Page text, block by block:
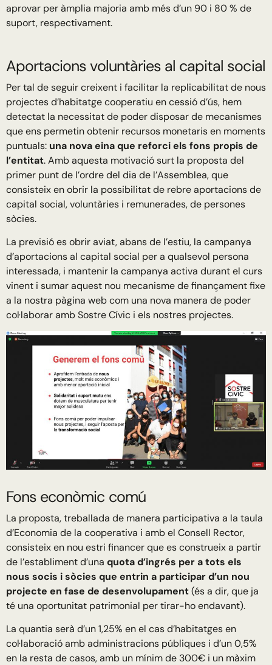
aprovar per àmplia majoria amb més d’un 90 i 80 % de
suport, respectivament.
Aportacions voluntàries al capital social
Per tal de seguir creixent i facilitar la replicabilitat de nous
projectes d’habitatge cooperatiu en cessió d’ús, hem
detectat la necessitat de poder disposar de mecanismes
que ens permetin obtenir recursos monetaris en moments
puntuals: una nova eina que reforci els fons propis de
l’entitat. Amb aquesta motivació surt la proposta del
primer punt de l’ordre del dia de l’Assemblea, que
consisteix en obrir la possibilitat de rebre aportacions de
capital social, voluntàries i remunerades, de persones
sòcies.
La previsió es obrir aviat, abans de l’estiu, la campanya
d’aportacions al capital social per a qualsevol persona
interessada, i mantenir la campanya activa durant el curs
vinent i sumar aquest nou mecanisme de finançament fixe
a la nostra pàgina web com una nova manera de poder
col·laborar amb Sostre Cívic i els nostres projectes.
Fons econòmic comú
La proposta, treballada de manera participativa a la taula
d’Economia de la cooperativa i amb el Consell Rector,
consisteix en nou estri financer que es construeix a partir
de l’establiment d’una quota d’ingrés per a tots els
nous socis i sòcies que entrin a participar d’un nou
projecte en fase de desenvolupament(és a dir, que ja
té una oportunitat patrimonial per tirar-ho endavant).
La quantia serà d’un 1,25% en el cas d’habitatges en
col·laboració amb administracions públiques i d’un 0,5%
en la resta de casos, amb un mínim de 300€ i un màxim